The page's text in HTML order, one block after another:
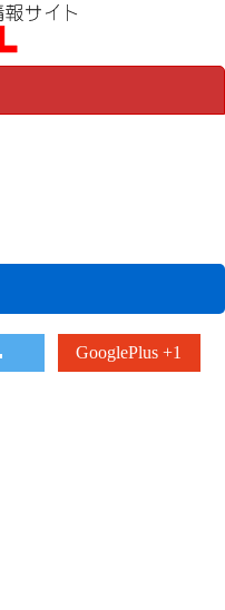
GooglePlus +1